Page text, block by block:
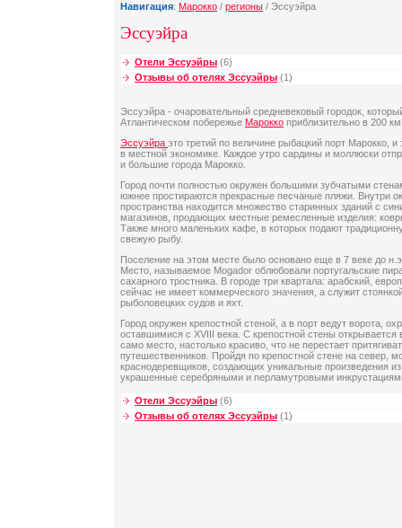
Навигация: Марокко / регионы / Эссуэйра
Эссуэйра
Отели Эссуэйры (6)
Отзывы об отелях Эссуэйры (1)
Эссуэйра - очаровательный средневековый городок,
Атлантическом побережье Марокко приблизительно в 200
Эссуэйра это третий по величине рыбацкий порт Марокко,
в местной экономике. Каждое утро сардины и моллюски
и большие города Марокко.
Город почти полностью окружен большими зубчатыми
южнее простираются прекрасные песчаные пляжи. Внутри
пространства находится множество старинных зданий с
магазинов, продающих местные ремесленные изделия:
Также много маленьких кафе, в которых подают
свежую рыбу.
Поселение на этом месте было основано еще в 7 веке до
Место, называемое Mogador облюбовали португальские
сахарного тростника. В городе три квартала: арабский,
сейчас не имеет коммерческого значения, а служит
рыболовецких судов и яхт.
Город окружен крепостной стеной, а в порт ведут ворота,
оставшимися с XVIII века. С крепостной стены открывается
само место, настолько красиво, что не перестает
путешественников. Пройдя по крепостной стене на север,
краснодеревщиков, создающих уникальные произведения
украшенные серебряными и перламутровыми
Отели Эссуэйры (6)
Отзывы об отелях Эссуэйры (1)